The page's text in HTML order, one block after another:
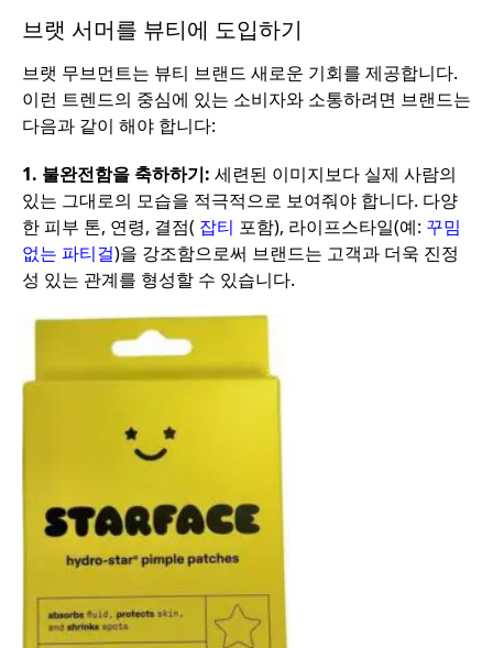
브랫 서머를 뷰티에 도입하기
브랫 무브먼트는 뷰티 브랜드 새로운 기회를 제공합니다.
이런 트렌드의 중심에 있는 소비자와 소통하려면 브랜드는
다음과 같이 해야 합니다:
1. 불완전함을 축하하기: 세련된 이미지보다 실제 사람의
있는 그대로의 모습을 적극적으로 보여줘야 합니다. 다양
한 피부 톤, 연령, 결점( 잡티 포함), 라이프스타일(예: 꾸밈
없는 파티걸)을 강조함으로써 브랜드는 고객과 더욱 진정
성 있는 관계를 형성할 수 있습니다.